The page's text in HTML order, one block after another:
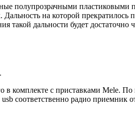
полупрозрачными
на которой
такой дальности будет
в комплекте с приставками Mele.
соответственно радио